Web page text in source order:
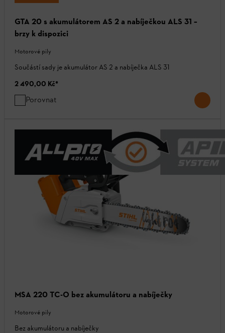
GTA 20 s akumulátorem AS 2 a nabíječkou ALS 31 –
brzy k dispozici
Motorové pily
Součástí sady je akumulátor AS 2 a nabíječka ALS 31
2 490,00 Kč*
Porovnat
MSA 220 TC-O bez akumulátoru a nabíječky
Motorové pily
Bez akumulátoru a nabíječky